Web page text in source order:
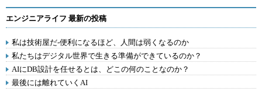
エンジニアライフ 最新の投稿
私は技術屋だ-便利になるほど、人間は弱くなるのか
私たちはデジタル世界で生きる準備ができているのか？
AIにDB設計を任せるとは、どこの何のことなのか？
最後には離れていくAI